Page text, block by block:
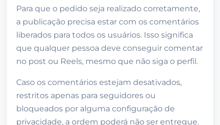
Política de garantia
Dados do vendedor
✅ Compatível com links públicos do
Instagram
🚫 Pedidos que podem ser cancelados
🚫 Conteúdos proibidos nos comentários
⚠️ Responsabilidade do usuário
Para que o pedido seja realizado corretamente,
a publicação precisa estar com os comentários
liberados para todos os usuários. Isso significa
que qualquer pessoa deve conseguir comentar
no post ou Reels, mesmo que não siga o perfil.
Caso os comentários estejam desativados,
restritos apenas para seguidores ou
bloqueados por alguma configuração de
privacidade, a ordem poderá não ser entregue.